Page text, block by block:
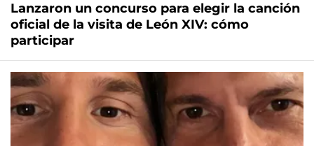
Lanzaron un concurso para elegir la canción
oficial de la visita de León XIV: cómo
participar